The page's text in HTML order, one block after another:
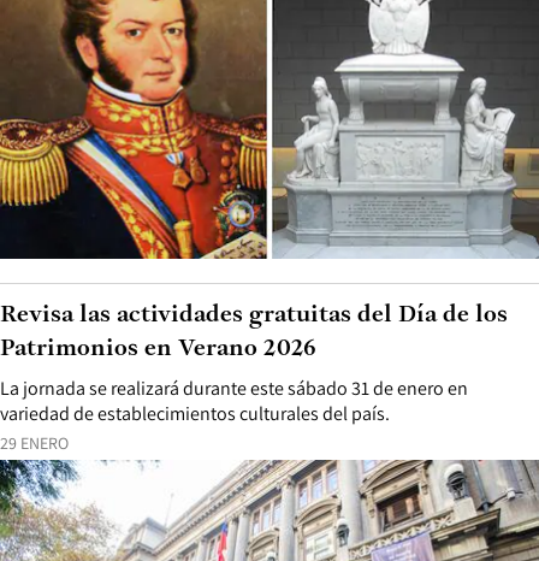
29 ENERO
La jornada se realizará durante este sábado 31 de enero en
variedad de establecimientos culturales del país.
Revisa las actividades gratuitas del Día de los
Patrimonios en Verano 2026